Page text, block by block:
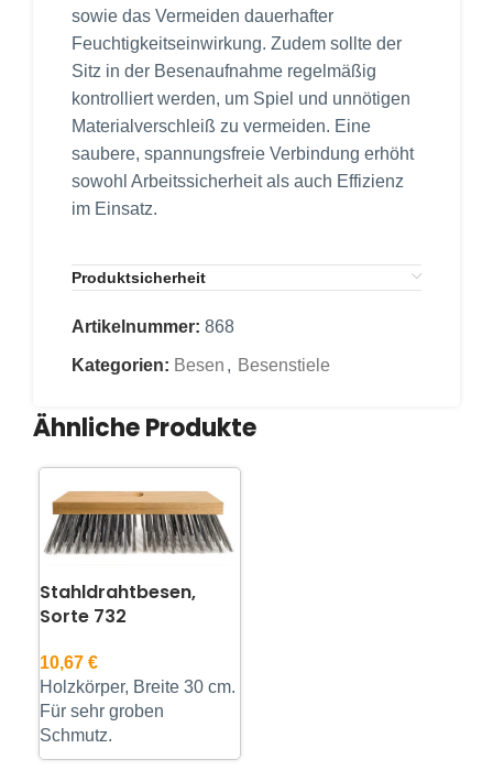
sowie das Vermeiden dauerhafter
Feuchtigkeitseinwirkung. Zudem sollte der
Sitz in der Besenaufnahme regelmäßig
kontrolliert werden, um Spiel und unnötigen
Materialverschleiß zu vermeiden. Eine
saubere, spannungsfreie Verbindung erhöht
sowohl Arbeitssicherheit als auch Effizienz
im Einsatz.
Produktsicherheit
Artikelnummer: 868
Kategorien: Besen , Besenstiele
Ähnliche Produkte
Stahldrahtbesen,
Sorte 732
10,67 €
Holzkörper, Breite 30 cm.
Für sehr groben
Schmutz.